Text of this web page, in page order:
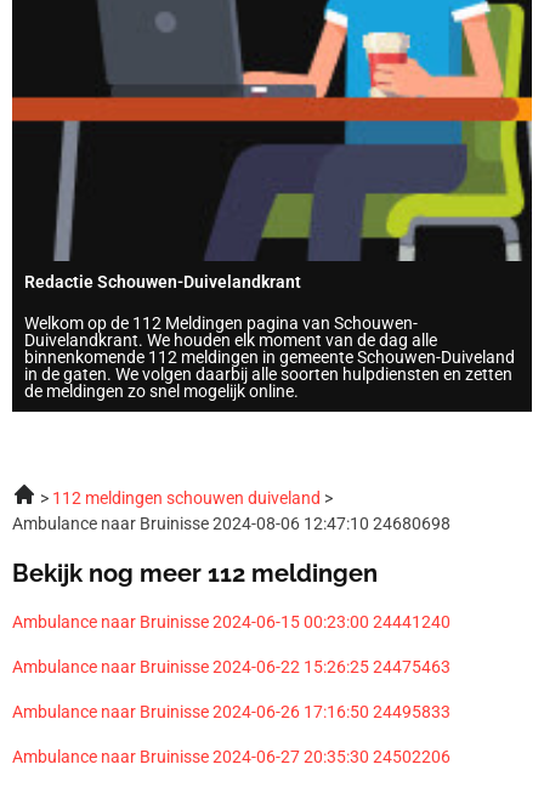
Redactie Schouwen-Duivelandkrant
Welkom op de 112 Meldingen pagina van Schouwen-
Duivelandkrant. We houden elk moment van de dag alle
binnenkomende 112 meldingen in gemeente Schouwen-Duiveland
in de gaten. We volgen daarbij alle soorten hulpdiensten en zetten
de meldingen zo snel mogelijk online.
112 meldingen schouwen duiveland
Ambulance naar Bruinisse 2024-08-06 12:47:10 24680698
Bekijk nog meer 112 meldingen
Ambulance naar Bruinisse 2024-06-15 00:23:00 24441240
Ambulance naar Bruinisse 2024-06-22 15:26:25 24475463
Ambulance naar Bruinisse 2024-06-26 17:16:50 24495833
Ambulance naar Bruinisse 2024-06-27 20:35:30 24502206